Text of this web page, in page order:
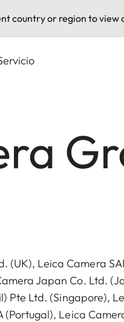
country or region to
(UK), Leica Camera
Japan Co. Ltd.
Pte Ltd. (Singapore),
Leica